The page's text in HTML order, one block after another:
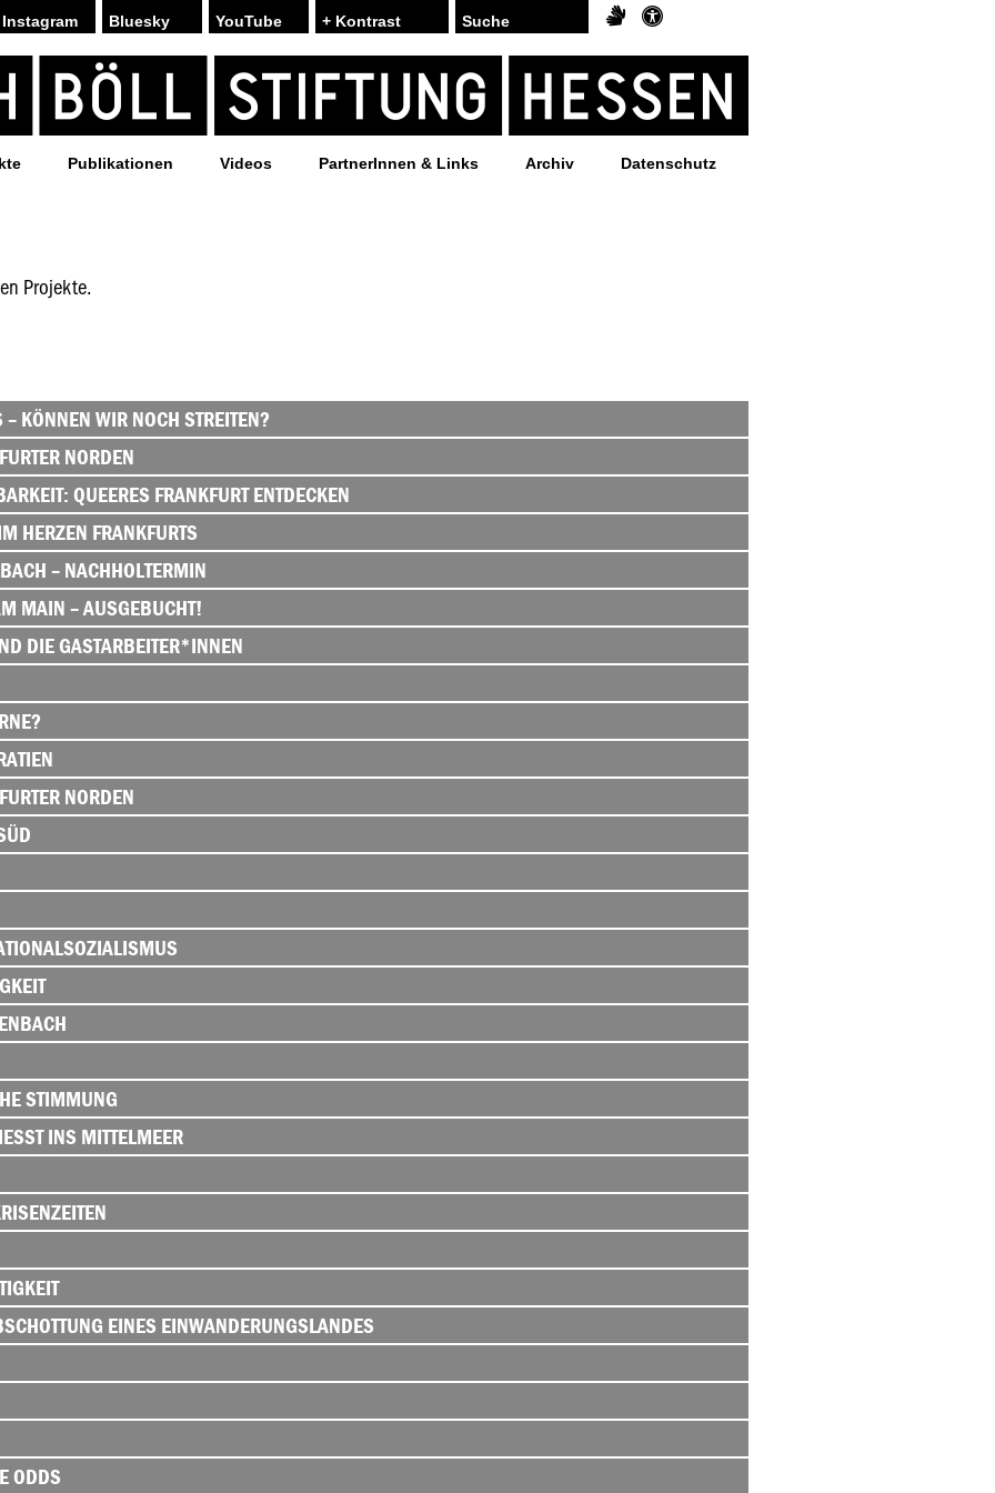
Instagram Bluesky YouTube + Kontrast
Publikationen Videos PartnerInnen & Links Archiv Datenschutz
Projekte.
KÖNNEN WIR NOCH STREITEN?
NORDEN
QUEERES FRANKFURT ENTDECKEN
HERZEN FRANKFURTS
– NACHHOLTERMIN
MAIN – AUSGEBUCHT!
DIE GASTARBEITER*INNEN
NORDEN
STIMMUNG
INS MITTELMEER
EINES EINWANDERUNGSLANDES
ODDS